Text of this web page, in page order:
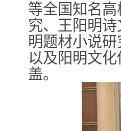
等全国知名
究、王阳明
明题材小说
以及阳明文
盖。